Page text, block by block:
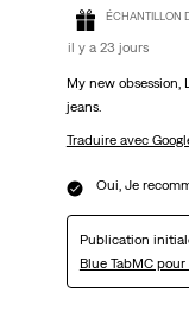
ÉCHANTILLON
il y a 23 jours
My new
jeans.
Traduire avec
Oui, Je
Publication
Blue TabMC